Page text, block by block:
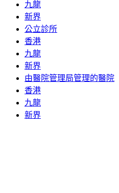
九龍
新界
公立診所
香港
九龍
新界
由醫院管理局管理的醫院
香港
九龍
新界